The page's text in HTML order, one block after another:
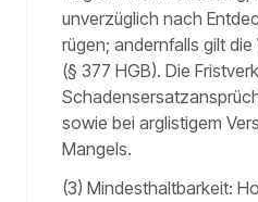
unverzüglich nach
rügen; andernfalls gilt
(§ 377 HGB). Die
sowie bei arglistigem
Mangels.
(3) Mindesthaltbarkeit: